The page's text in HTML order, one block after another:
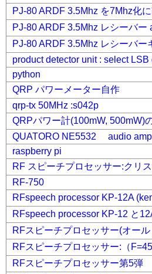
PJ-80 ARDF 3.5Mhz を7Mhz化
PJ-80 ARDF 3.5Mhz レシーバー
PJ-80 ARDF 3.5Mhz レシーバー
product detector unit : select
python
QRP パワーメーター自作
qrp-tx 50MHz :s042p
QRPパワー計(100mW, 500mW)
QUATORO NE5532 audio amp
raspberry pi
RF スピーチプロセッサー:クリ
RF-750
RFspeech processor KP-12A
RFspeech processor KP-12 と
RFスピーチプロセッサー(オー
RFスピーチプロセッサー:（
RFスピーチプロセッサー第5弾